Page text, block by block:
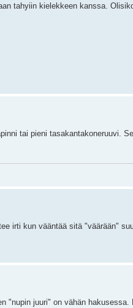
tahyiin kielekkeen kanssa.
tai pieni tasakantakoneruuvi.
irti kun vääntää sitä "väärään"
"nupin juuri" on vähän